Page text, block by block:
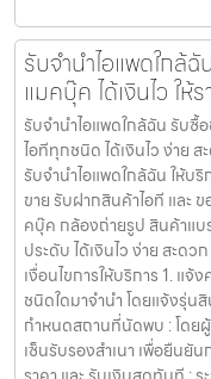
รับจำนำไอแพดใกล้
แมคบุ๊ค ได้เงินไว ให้
รับจำนำไอแพดใกล้ฉัน รับซื้
ไอทีทุกชนิด ได้เงินไว ง่าย ส
รับจำนำไอแพดใกล้ฉัน ให้บ
ขาย รับฝากสินค้าไอที และ
คบุ๊ค กล้องถ่ายรูป สินค้าแบ
ประดับ ได้เงินไว ง่าย สะดว
เงื่อนไขการให้บริการ 1. แ
ชนิดใดมาจำนำ โดยแจ้งรุ่น
กำหนดสถานที่นัดพบ : โดยผู้
เซ็นรับรองสำเนา เพื่อยืนยั